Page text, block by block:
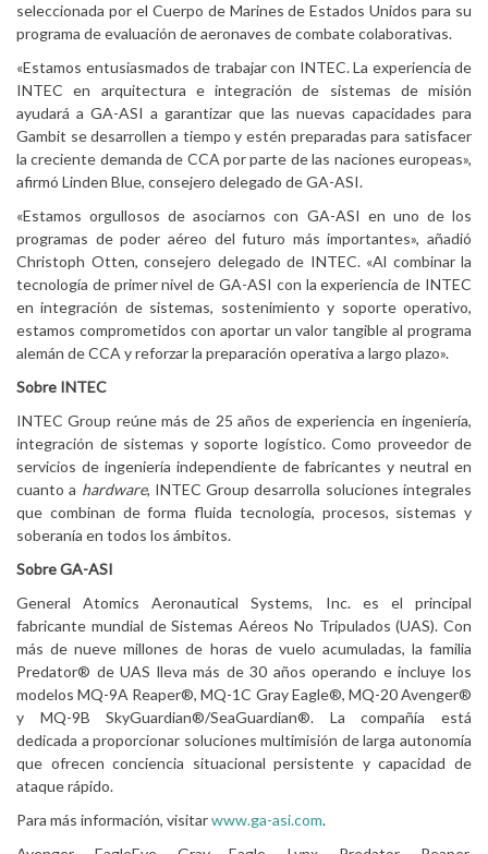
seleccionada por el Cuerpo de Marines de Estados Unidos para su
programa de evaluación de aeronaves de combate colaborativas.
«Estamos entusiasmados de trabajar con INTEC. La experiencia de
INTEC en arquitectura e integración de sistemas de misión
ayudará a GA-ASI a garantizar que las nuevas capacidades para
Gambit se desarrollen a tiempo y estén preparadas para satisfacer
la creciente demanda de CCA por parte de las naciones europeas»,
afirmó Linden Blue, consejero delegado de GA-ASI.
«Estamos orgullosos de asociarnos con GA-ASI en uno de los
programas de poder aéreo del futuro más importantes», añadió
Christoph Otten, consejero delegado de INTEC. «Al combinar la
tecnología de primer nivel de GA-ASI con la experiencia de INTEC
en integración de sistemas, sostenimiento y soporte operativo,
estamos comprometidos con aportar un valor tangible al programa
alemán de CCA y reforzar la preparación operativa a largo plazo».
Sobre INTEC
INTEC Group reúne más de 25 años de experiencia en ingeniería,
integración de sistemas y soporte logístico. Como proveedor de
servicios de ingeniería independiente de fabricantes y neutral en
cuanto a hardware, INTEC Group desarrolla soluciones integrales
que combinan de forma fluida tecnología, procesos, sistemas y
soberanía en todos los ámbitos.
Sobre GA-ASI
General Atomics Aeronautical Systems, Inc. es el principal
fabricante mundial de Sistemas Aéreos No Tripulados (UAS). Con
más de nueve millones de horas de vuelo acumuladas, la familia
Predator® de UAS lleva más de 30 años operando e incluye los
modelos MQ-9A Reaper®, MQ-1C Gray Eagle®, MQ-20 Avenger®
y MQ-9B SkyGuardian®/SeaGuardian®. La compañía está
dedicada a proporcionar soluciones multimisión de larga autonomía
que ofrecen conciencia situacional persistente y capacidad de
ataque rápido.
Para más información, visitarwww.ga-asi.com.